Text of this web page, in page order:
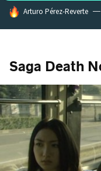
HOY SE HABLA DE
Arturo Pérez-Reverte
Saga Death